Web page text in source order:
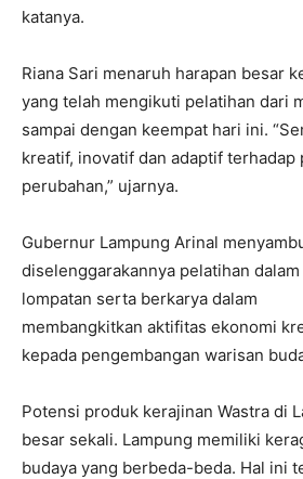
katanya.
Riana Sari menaruh harapan besar
yang telah mengikuti pelatihan dari
sampai dengan keempat hari ini.
kreatif, inovatif dan adaptif terhadap
perubahan,” ujarnya.
Gubernur Lampung Arinal
diselenggarakannya pelatihan
lompatan serta berkarya dalam
membangkitkan aktifitas ekonomi
kepada pengembangan warisan
Potensi produk kerajinan Wastra di
besar sekali. Lampung memiliki
budaya yang berbeda-beda. Hal ini